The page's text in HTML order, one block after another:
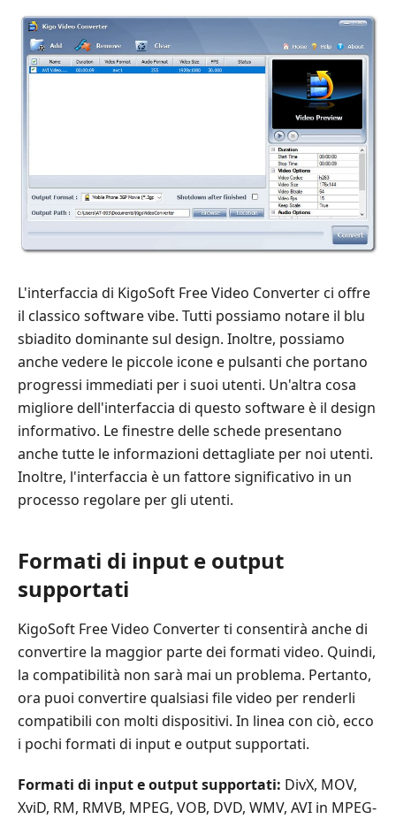
L'interfaccia di KigoSoft Free Video Converter ci offre
il classico software vibe. Tutti possiamo notare il blu
sbiadito dominante sul design. Inoltre, possiamo
anche vedere le piccole icone e pulsanti che portano
progressi immediati per i suoi utenti. Un'altra cosa
migliore dell'interfaccia di questo software è il design
informativo. Le finestre delle schede presentano
anche tutte le informazioni dettagliate per noi utenti.
Inoltre, l'interfaccia è un fattore significativo in un
processo regolare per gli utenti.
Formati di input e output
supportati
KigoSoft Free Video Converter ti consentirà anche di
convertire la maggior parte dei formati video. Quindi,
la compatibilità non sarà mai un problema. Pertanto,
ora puoi convertire qualsiasi file video per renderli
compatibili con molti dispositivi. In linea con ciò, ecco
i pochi formati di input e output supportati.
Formati di input e output supportati: DivX, MOV,
XviD, RM, RMVB, MPEG, VOB, DVD, WMV, AVI in MPEG-